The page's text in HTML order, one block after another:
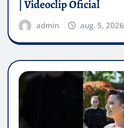
| Videoclip Oficial
admin aug. 5, 2026